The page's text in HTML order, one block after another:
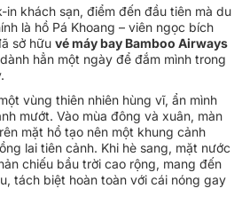
in khách sạn, điểm đến đầu tiên mà du
là hồ Pá Khoang – viên ngọc bích
sở hữu vé máy bay Bamboo Airways
hẳn một ngày để đắm mình trong
vùng thiên nhiên hùng vĩ, ẩn mình
mướt. Vào mùa đông và xuân, màn
mặt hồ tạo nên một khung cảnh
lai tiên cảnh. Khi hè sang, mặt nước
chiếu bầu trời cao rộng, mang đến
tách biệt hoàn toàn với cái nóng gay